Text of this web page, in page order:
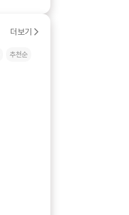
더보기
추천순